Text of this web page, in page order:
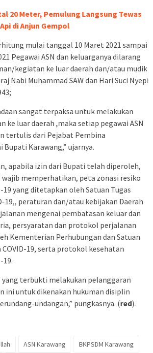
20 Meter, Pemulung Langsung Tewas
di Anjun Gempol
mulai tanggal 10 Maret 2021 sampai
Pegawai ASN dan keluarganya dilarang
kegiatan ke luar daerah dan/atau mudik
Nabi Muhammad SAW dan Hari Suci Nyepi
sangat terpaksa untuk melakukan
ke luar daerah ,maka setiap pegawai ASN
tertulis dari Pejabat Pembina
Bupati Karawang,” ujarnya.
apabila izin dari Bupati telah diperoleh,
wajib memperhatikan, peta zonasi resiko
19 yang ditetapkan oleh Satuan Tugas
19,, peraturan dan/atau kebijakan Daerah
mengenai pembatasan keluar dan
persyaratan dan protokol perjalanan
Kementerian Perhubungan dan Satuan
COVID-19, serta protokol kesehatan
19.
yang terbukti melakukan pelanggaran
ini untuk dikenakan hukuman disiplin
undangan,” pungkasnya. (red).
ASN Karawang
BKPSDM Karawang